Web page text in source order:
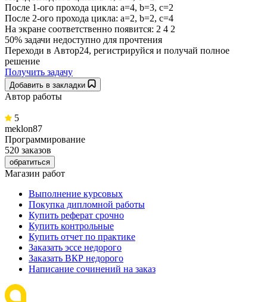
После 1-ого прохода цикла: a=4, b=3, c=2
После 2-ого прохода цикла: a=2, b=2, c=4
На экране соответственно появится: 2 4 2
50% задачи недоступно для прочтения
Переходи в Автор24, регистрируйся и получай полное
решение
Получить задачу
Добавить в закладки
Автор работы
5
meklon87
Программирование
520 заказов
обратиться
Магазин работ
Выполнение курсовых
Покупка дипломной работы
Купить реферат срочно
Купить контрольные
Купить отчет по практике
Заказать эссе недорого
Заказать ВКР недорого
Написание сочинений на заказ